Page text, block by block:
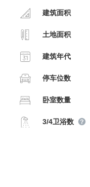
建筑面积
土地面积
建筑年代
停车位数
卧室数量
3/4卫浴数